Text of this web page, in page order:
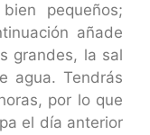
pequeños;
añade
grandes, la sal
agua. Tendrás
por lo que
el día anterior